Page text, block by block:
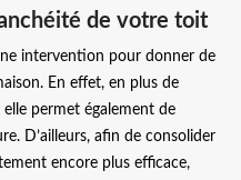
de votre toit
intervention pour donner de
En effet, en plus de
permet également de
D’ailleurs, afin de consolider
encore plus efficace,